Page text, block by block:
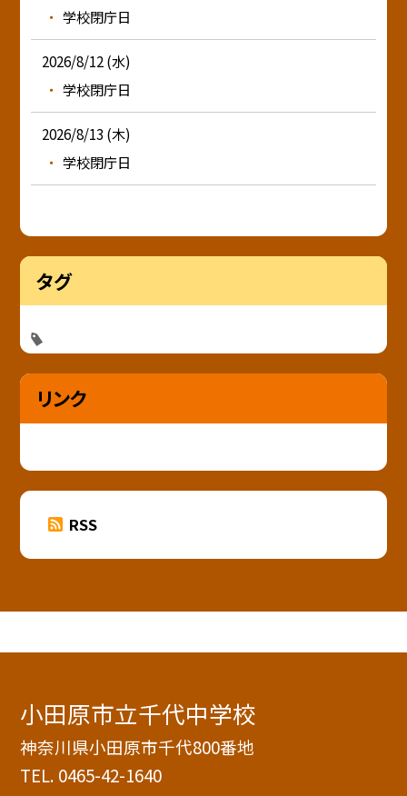
学校閉庁日
2026/8/12 (水)
学校閉庁日
2026/8/13 (木)
学校閉庁日
タグ
リンク
RSS
小田原市立千代中学校
神奈川県小田原市千代800番地
TEL. 0465-42-1640